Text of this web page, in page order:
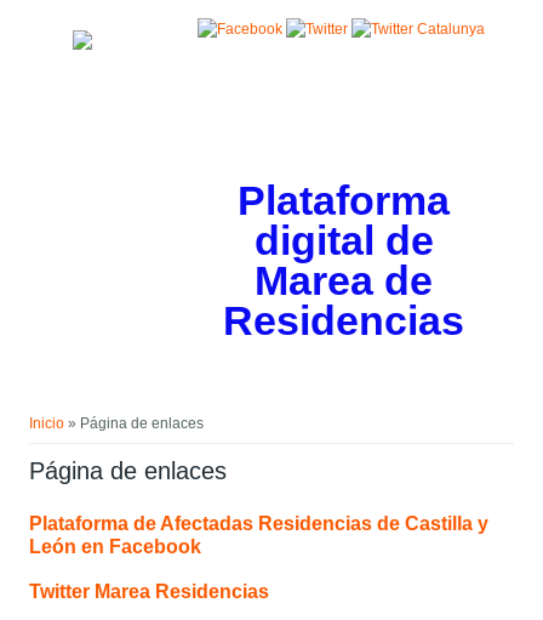
Plataforma
digital de
Marea de
Residencias
Inicio » Página de enlaces
Página de enlaces
Plataforma de Afectadas Residencias de Castilla y
León en Facebook
Twitter Marea Residencias